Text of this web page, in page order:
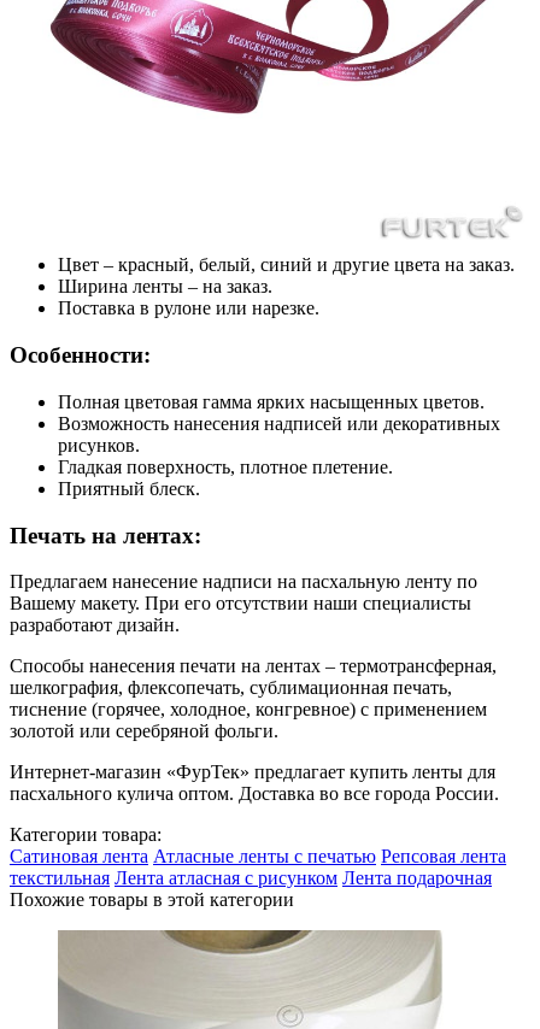
Цвет – красный, белый, синий и другие цвета на заказ.
Ширина ленты – на заказ.
Поставка в рулоне или нарезке.
Особенности:
Полная цветовая гамма ярких насыщенных цветов.
Возможность нанесения надписей или декоративных
рисунков.
Гладкая поверхность, плотное плетение.
Приятный блеск.
Печать на лентах:
Предлагаем нанесение надписи на пасхальную ленту по
Вашему макету. При его отсутствии наши специалисты
разработают дизайн.
Способы нанесения печати на лентах – термотрансферная,
шелкография, флексопечать, сублимационная печать,
тиснение (горячее, холодное, конгревное) с применением
золотой или серебряной фольги.
Интернет-магазин «ФурТек» предлагает купить ленты для
пасхального кулича оптом. Доставка во все города России.
Категории товара:
Сатиновая лента Атласные ленты с печатью Репсовая лента
текстильная Лента атласная с рисунком Лента подарочная
Похожие товары в этой категории